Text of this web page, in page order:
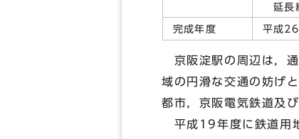
延長
完成年度 平成
京阪淀駅の周辺は，通
域の円滑な交通の妨げ
都市，京阪電気鉄道及
平成19年度に鉄道用